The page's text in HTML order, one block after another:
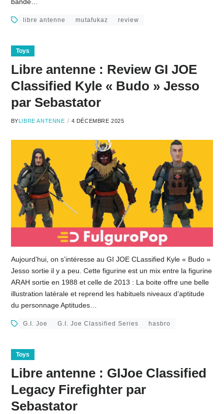
bande…
libre antenne mutafukaz review
Toys
Libre antenne : Review GI JOE
Classified Kyle « Budo » Jesso
par Sebastator
BY LIBRE ANTENNE 4 DÉCEMBRE 2025
Aujourd’hui, on s’intéresse au GI JOE CLassified Kyle « Budo »
Jesso sortie il y a peu. Cette figurine est un mix entre la figurine
ARAH sortie en 1988 et celle de 2013 : La boite offre une belle
illustration latérale et reprend les habituels niveaux d’aptitude
du personnage Aptitudes…
G.I. Joe G.I. Joe Classified Series hasbro
Toys
Libre antenne : GIJoe Classified
Legacy Firefighter par
Sebastator